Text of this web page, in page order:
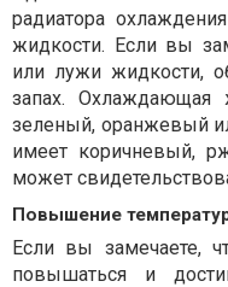
радиатора
жидкости. Если вы
или лужи жидкости,
запах. Охлаждающая
зеленый, оранжевый
имеет коричневый,
может
Повышение
Если вы замечаете,
повышаться и